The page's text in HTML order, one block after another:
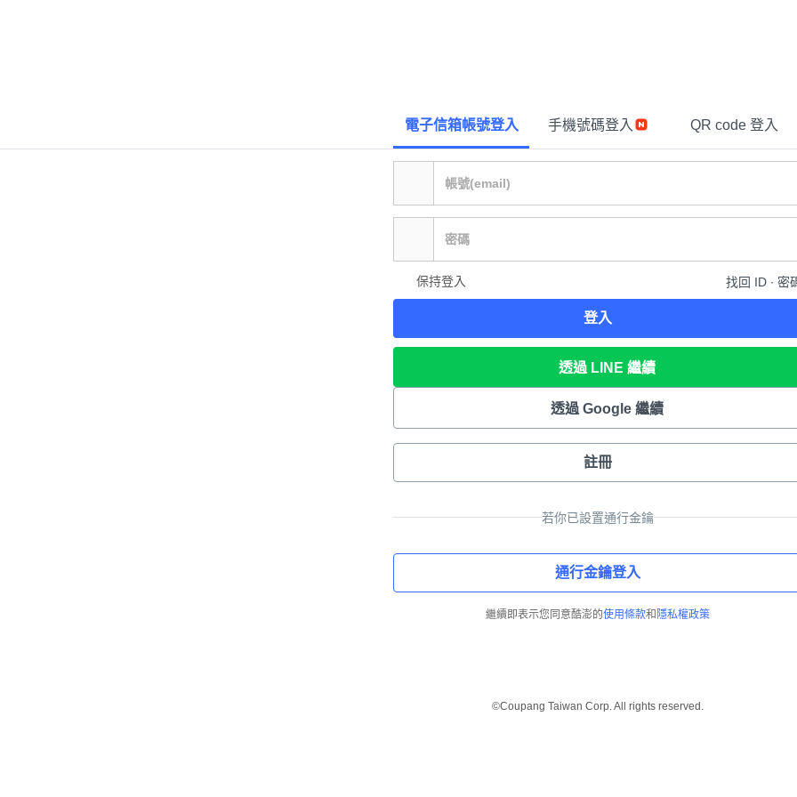
電子信箱帳號登入 手機號碼登入 QR code 登入
保持登入 找回 ID ∙ 密
登入
透過 LINE 繼續
透過 Google 繼續
註冊
若你已設置通行金鑰
通行金鑰登入
繼續即表示您同意酷澎的使用條款和 隱私權政策
©Coupang Taiwan Corp. All rights reserved.